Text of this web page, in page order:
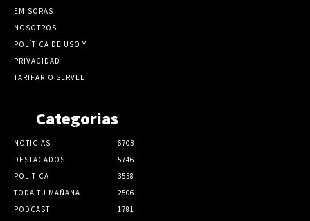
EMISORAS
NOSOTROS
POLÍTICA DE USO Y
PRIVACIDAD
TARIFARIO SERVEL
Categorias
NOTICIAS
6703
DESTACADOS
5746
POLITICA
3558
TODA TU MAÑANA
2506
PODCAST
1781